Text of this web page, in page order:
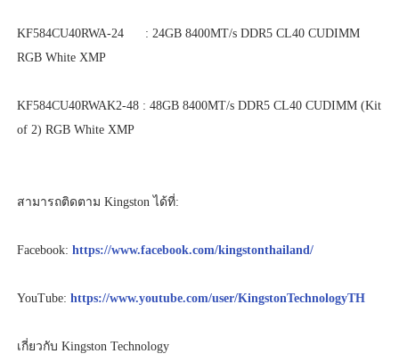
KF584CU40RWA-24
: 24GB 8400MT/s DDR5 CL40 CUDIMM
RGB White XMP
KF584CU40RWAK2-48 : 48GB 8400MT/s DDR5 CL40 CUDIMM (Kit
of 2) RGB White XMP
สามารถติดตาม Kingston ได้ที่:
Facebook: https://www.facebook.com/kingstonthailand/
YouTube: https://www.youtube.com/user/KingstonTechnologyTH
เกี่ยวกับ Kingston Technology